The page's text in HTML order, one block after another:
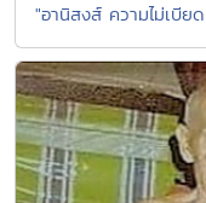
"อานิสงส์ ความไม่เบี